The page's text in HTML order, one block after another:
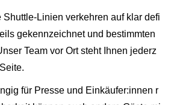
Linien verkehren auf klar defi
gekennzeichnet und bestimmten
Team vor Ort steht Ihnen jederz
für Presse und Einkäufer:innen r